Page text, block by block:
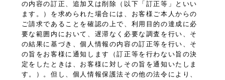
の内容の訂正、追加又は削除（以下「訂正等」といい
ます。）を求められた場合には、お客様ご本人からの
ご請求であることを確認の上で、利用目的の達成に必
要な範囲内において、遅滞なく必要な調査を行い、そ
の結果に基づき、個人情報の内容の訂正等を行い、そ
の旨をお客様に通知します（訂正等を行わない旨の決
定をしたときは、お客様に対しその旨を通知いたしま
す。）。但し、個人情報保護法その他の法令により、